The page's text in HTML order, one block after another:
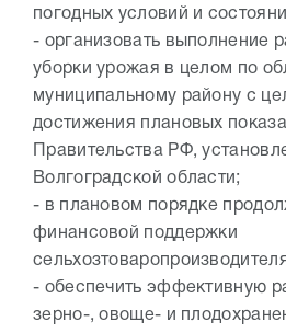
погодных условий и
- организовать выполнение
уборки урожая в целом по
муниципальному району с
достижения плановых
Правительства РФ,
Волгоградской области;
- в плановом порядке
финансовой поддержки
- обеспечить эффективную
зерно-, овоще- и